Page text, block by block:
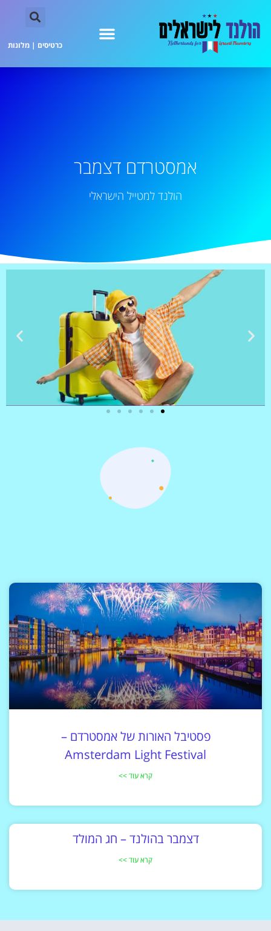
כרטיסים | מלונות
אמסטרדם דצמבר
הולנד למטייל הישראלי
פסטיבל האורות של אמסטרדם –
Amsterdam Light Festival
קרא עוד >>
דצמבר בהולנד – חג המולד
קרא עוד >>